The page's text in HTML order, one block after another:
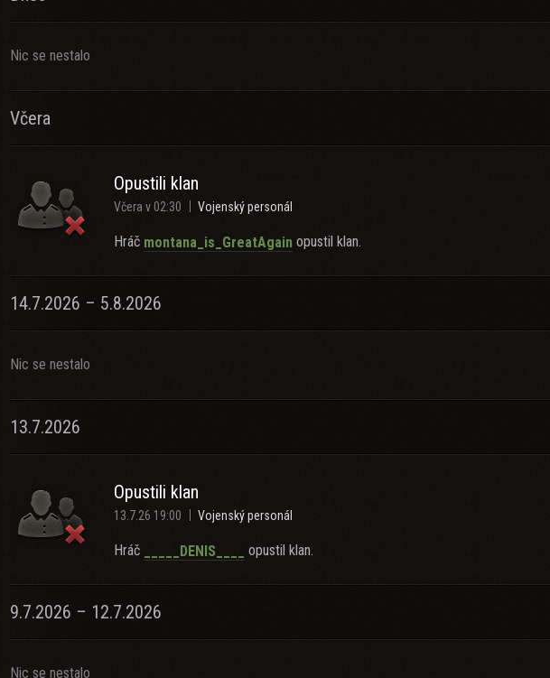
Nic se nestalo
Včera
Opustili klan
Včera v 02:30 Vojenský personál
Hráč montana_is_GreatAgain opustil klan.
14.7.2026 – 5.8.2026
Nic se nestalo
13.7.2026
Opustili klan
13.7.26 19:00 Vojenský personál
Hráč _____DENIS____ opustil klan.
9.7.2026 – 12.7.2026
Nic se nestalo